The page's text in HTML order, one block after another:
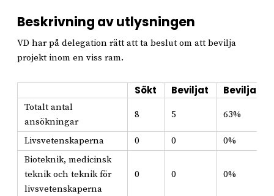
Beskrivning av utlysningen
VD har på delegation rätt att ta beslut om att bevilja
projekt inom en viss ram.
Sökt Beviljat Beviljat i
Totalt antal
ansökningar
8 5 63%
Livsvetenskaperna 0 0
0%
Bioteknik, medicinsk
teknik och teknik för
livsvetenskaperna
0 0 0%